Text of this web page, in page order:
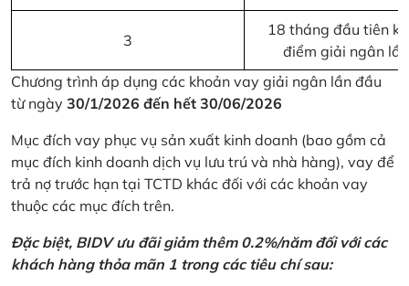
3
18 tháng đầu tiên
điểm giải ngân
Chương trình áp dụng các khoản vay giải ngân lần đầu
từ ngày 30/1/2026 đến hết 30/06/2026
Mục đích vay phục vụ sản xuất kinh doanh (bao gồm cả
mục đích kinh doanh dịch vụ lưu trú và nhà hàng), vay để
trả nợ trước hạn tại TCTD khác đối với các khoản vay
thuộc các mục đích trên.
Đặc biệt, BIDV ưu đãi giảm thêm 0.2%/năm đối với các
khách hàng thỏa mãn 1 trong các tiêu chí sau: